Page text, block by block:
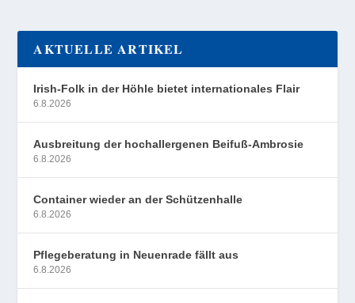
AKTUELLE ARTIKEL
Irish-Folk in der Höhle bietet internationales Flair
6.8.2026
Ausbreitung der hochallergenen Beifuß-Ambrosie
6.8.2026
Container wieder an der Schützenhalle
6.8.2026
Pflegeberatung in Neuenrade fällt aus
6.8.2026